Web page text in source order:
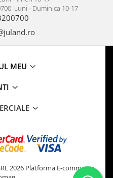
Luni - Duminica 10-17
MEU
2026 Platforma E-commerce